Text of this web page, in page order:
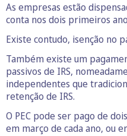
As empresas estão
conta nos dois primeiros
Existe contudo, isenção no
Também existe um
passivos de IRS,
independentes que
retenção de IRS.
O PEC pode ser pago de
em março de cada ano, ou